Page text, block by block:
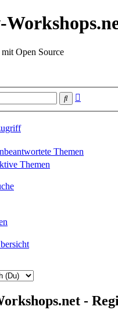
Open Source
Suche
Themen
Themen
-